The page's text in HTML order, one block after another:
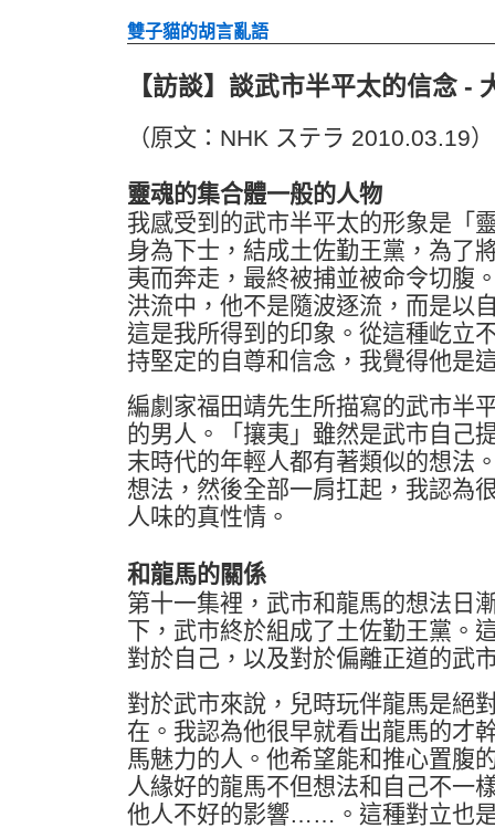
雙子貓的胡言亂語
【訪談】談武市半平太的信念 -
（原文：NHK ステラ 2010.03.19）
靈魂的集合體一般的人物
我感受到的武市半平太的形象是「
身為下士，結成土佐勤王黨，為了
夷而奔走，最終被捕並被命令切腹
洪流中，他不是隨波逐流，而是以
這是我所得到的印象。從這種屹立
持堅定的自尊和信念，我覺得他是
編劇家福田靖先生所描寫的武市半
的男人。「攘夷」雖然是武市自己
末時代的年輕人都有著類似的想法
想法，然後全部一肩扛起，我認為
人味的真性情。
和龍馬的關係
第十一集裡，武市和龍馬的想法日
下，武市終於組成了土佐勤王黨。
對於自己，以及對於偏離正道的武
對於武市來說，兒時玩伴龍馬是絕
在。我認為他很早就看出龍馬的才
馬魅力的人。他希望能和推心置腹
人緣好的龍馬不但想法和自己不一
他人不好的影響……。這種對立也